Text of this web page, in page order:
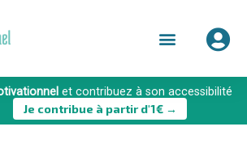
et contribuez à son accessibilité
Je contribue à partir d'1€ →